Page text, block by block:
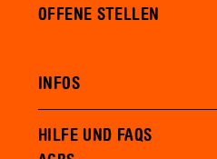
OFFENE STELLEN
INFOS
HILFE UND FAQS